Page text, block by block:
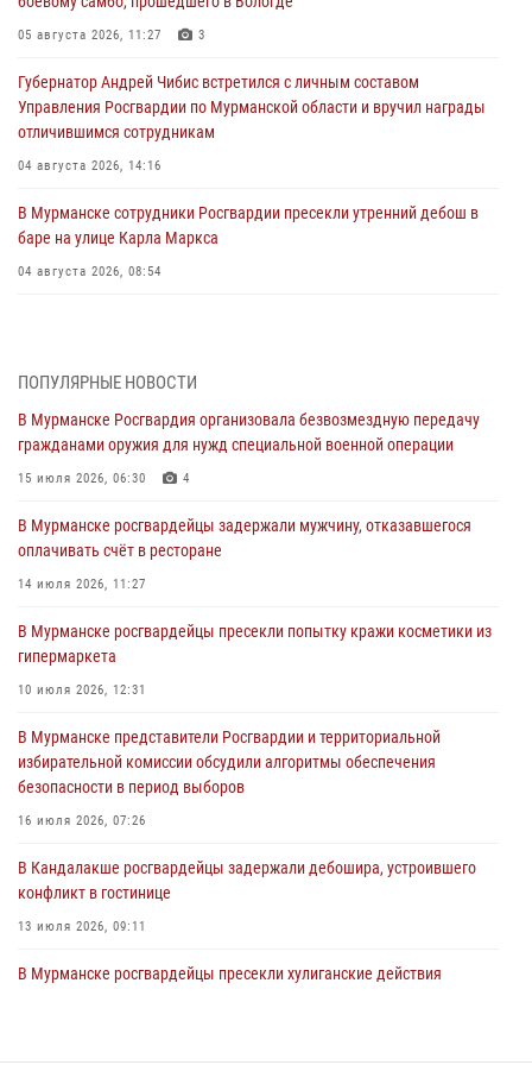
05 августа 2026, 11:27 3
Губернатор Андрей Чибис встретился с личным составом
Управления Росгвардии по Мурманской области и вручил награды
отличившимся сотрудникам
04 августа 2026, 14:16
В Мурманске сотрудники Росгвардии пресекли утренний дебош в
баре на улице Карла Маркса
04 августа 2026, 08:54
03 августа 2026, 12:23 4
Сотрудники вневедомственной охраны Росгвардии пресекли
хулиганские действия дебошира на автозаправочной станции
города Кандалакши
Сотрудники Росгвардии провели инструктаж по
антитеррористической защищенности для членов избирательных
31 июля 2026, 08:48 3
Сотрудники Росгвардии задержали мужчину, не оплатившего счет в
30 июля 2026, 14:09
В Управлении Росгвардии по Мурманской области прошло пожарно-
тактическое занятие совместно с МЧС России
ПОПУЛЯРНЫЕ НОВОСТИ
В Мурманске Росгвардия организовала безвозмездную передачу
гражданами оружия для нужд специальной военной операции
15 июля 2026, 06:30 4
В Мурманске росгвардейцы задержали мужчину, отказавшегося
оплачивать счёт в ресторане
14 июля 2026, 11:27
В Мурманске росгвардейцы пресекли попытку кражи косметики из
гипермаркета
10 июля 2026, 12:31
В Мурманске представители Росгвардии и территориальной
избирательной комиссии обсудили алгоритмы обеспечения
безопасности в период выборов
16 июля 2026, 07:26
В Кандалакше росгвардейцы задержали дебошира, устроившего
конфликт в гостинице
13 июля 2026, 09:11
В Мурманске росгвардейцы пресекли хулиганские действия